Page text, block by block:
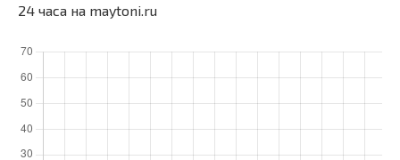
24 часа на maytoni.ru